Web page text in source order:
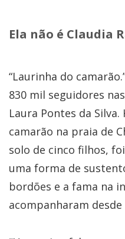
Ela não é Claudia
“Laurinha do
830 mil seguidores
Laura Pontes da Silva.
camarão na praia de
solo de cinco filhos,
uma forma de
bordões e a fama na
acompanharam